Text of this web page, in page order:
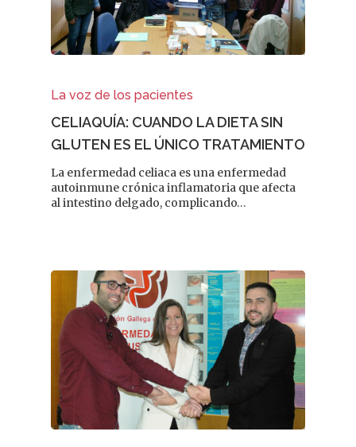
La voz de los pacientes
CELIAQUÍA: CUANDO LA DIETA SIN
GLUTEN ES EL ÚNICO TRATAMIENTO
La enfermedad celiaca es una enfermedad
autoinmune crónica inflamatoria que afecta
al intestino delgado, complicando…